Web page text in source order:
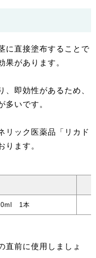
に直接塗布することで
果があります。
、即効性があるため、
多いです。
リック医薬品「リカド
ります。
1本
直前に使用しましょ